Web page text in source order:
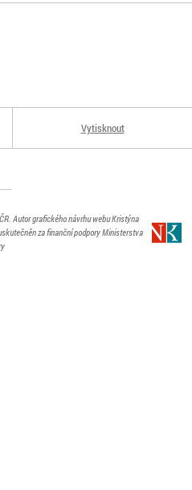
Vytisknout
. Autor grafického návrhu webu Kristýna
za finanční podpory Ministerstva